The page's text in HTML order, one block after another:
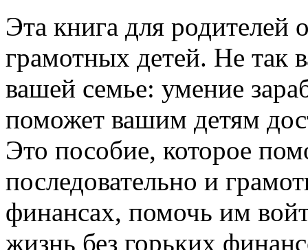
Эта книга для родителей
грамотных детей. Не так
вашей семье: умение
поможет вашим детям
Это пособие, которое
последовательно и
финансах, помочь им
жизнь без горьких